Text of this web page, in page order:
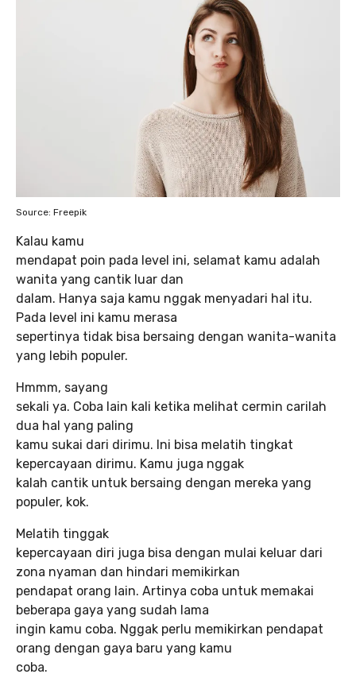
Source: Freepik
Kalau kamu
mendapat poin pada level ini, selamat kamu adalah
wanita yang cantik luar dan
dalam. Hanya saja kamu nggak menyadari hal itu.
Pada level ini kamu merasa
sepertinya tidak bisa bersaing dengan wanita-wanita
yang lebih populer.
Hmmm, sayang
sekali ya. Coba lain kali ketika melihat cermin carilah
dua hal yang paling
kamu sukai dari dirimu. Ini bisa melatih tingkat
kepercayaan dirimu. Kamu juga nggak
kalah cantik untuk bersaing dengan mereka yang
populer, kok.
Melatih tinggak
kepercayaan diri juga bisa dengan mulai keluar dari
zona nyaman dan hindari memikirkan
pendapat orang lain. Artinya coba untuk memakai
beberapa gaya yang sudah lama
ingin kamu coba. Nggak perlu memikirkan pendapat
orang dengan gaya baru yang kamu
coba.